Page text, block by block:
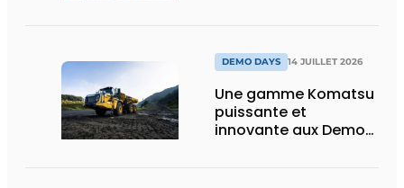
DEMO DAYS 14 JUILLET 2026
Une gamme Komatsu
puissante et
innovante aux Demo